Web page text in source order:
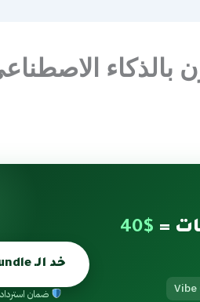
بالذكاء
$40
Vibe
خد الـ Bundle ←
ضمان استرداد ٧ أيام